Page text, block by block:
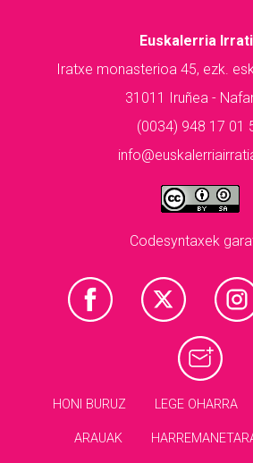
Euskalerria
Iratxe monasterioa 45, ezk.
31011 Iruñea -
(0034) 948 17 01
Codesyntaxek
HONI BURUZ LEGE OHARRA
ARAUAK